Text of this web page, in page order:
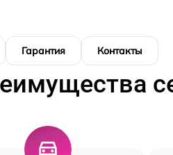
Гарантия Контакты